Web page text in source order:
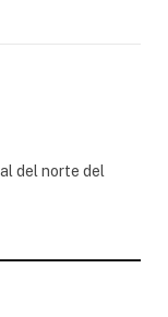
del norte del